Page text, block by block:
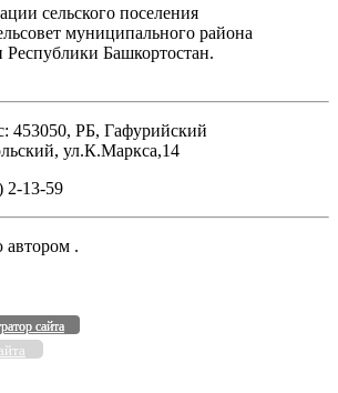
сельского поселения
муниципального района
Башкортостан.
453050, РБ, Гафурийский
ул.К.Маркса,14
2-13-59
автором .
сайта